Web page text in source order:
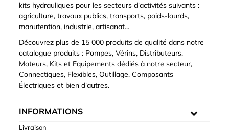
kits hydrauliques pour les secteurs d'activités suivants :
agriculture, travaux publics, transports, poids-lourds,
manutention, industrie, artisanat...
Découvrez plus de 15 000 produits de qualité dans notre
catalogue produits : Pompes, Vérins, Distributeurs,
Moteurs, Kits et Equipements dédiés à notre secteur,
Connectiques, Flexibles, Outillage, Composants
Électriques et bien d'autres.
INFORMATIONS
Livraison